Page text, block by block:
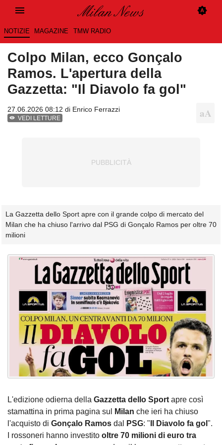
NOTIZIE MAGAZINE TMW RADIO
Colpo Milan, ecco Gonçalo
Ramos. L'apertura della
Gazzetta: "Il Diavolo fa gol"
27.06.2026 08:12 di Enrico Ferrazzi
VEDI LETTURE
La Gazzetta dello Sport apre con il grande colpo di mercato del
Milan che ha chiuso l'arrivo dal PSG di Gonçalo Ramos per oltre 70
milioni
L'edizione odierna della Gazzetta dello Sport apre così
stamattina in prima pagina sul
Milan che ieri ha chiuso
l'acquisto di Gonçalo Ramos dal PSG: " Il Diavolo fa gol ".
I rossoneri hanno investito oltre 70 milioni di euro tra